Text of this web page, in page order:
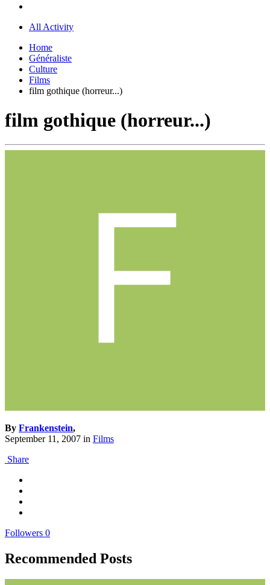
All Activity
Home
Généraliste
Culture
Films
film gothique (horreur...)
film gothique (horreur...)
By Frankenstein,
September 11, 2007 in Films
Share
Followers 0
Recommended Posts